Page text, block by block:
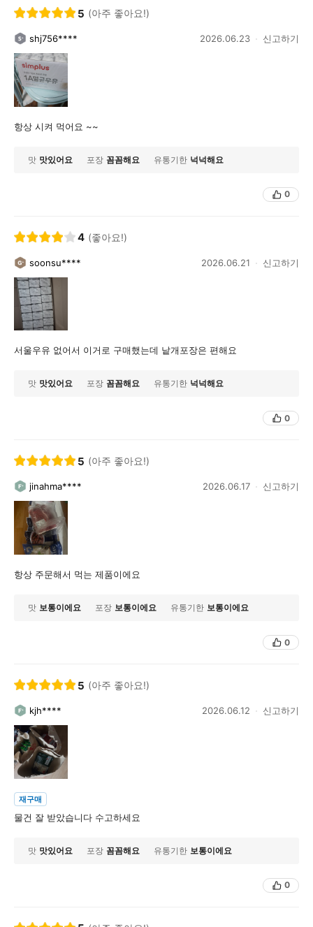
5 (아주 좋아요!)
shj756**** 2026.06.23 신고하기
항상 시켜 먹어요 ~~
맛 맛있어요 포장 꼼꼼해요 유통기한 넉넉해요
0
4 (좋아요!)
soonsu**** 2026.06.21 신고하기
서울우유 없어서 이거로 구매했는데 낱개포장은 편해요
맛 맛있어요 포장 꼼꼼해요 유통기한 넉넉해요
0
5 (아주 좋아요!)
jinahma**** 2026.06.17 신고하기
항상 주문해서 먹는 제품이에요
맛 보통이에요 포장 보통이에요 유통기한 보통이에요
0
5 (아주 좋아요!)
kjh**** 2026.06.12 신고하기
재구매
물건 잘 받았습니다 수고하세요
맛 맛있어요 포장 꼼꼼해요 유통기한 보통이에요
0